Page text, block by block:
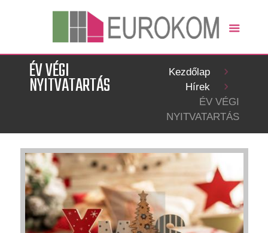
ÉV VÉGI
NYITVATARTÁS
Kezdőlap
Hírek
ÉV VÉGI
NYITVATARTÁS